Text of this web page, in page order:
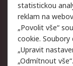
Autorská
Prohlášení o
údajů
Zásady pro
statistickou
reklam na
„Povolit vše“
cookie.
„Upravit
„Odmítnout